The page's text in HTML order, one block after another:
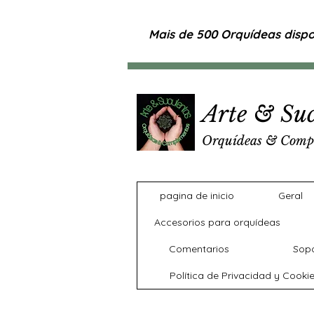
Mais de 500 Orquídeas
Arte &
Orquídeas &
pagina de inicio Geral
Accesorios para orquídeas
Comentarios
Política de Privacidad y